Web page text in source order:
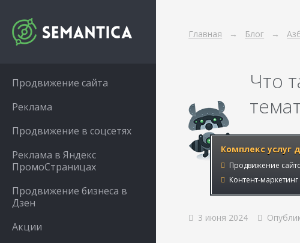
Главная Блог
Что
Комплекс услуг
Продвижение
Контент-маркетинг
3 июня 2024
Продвижение сайта
Реклама
Продвижение в соцсетях
Реклама в Яндекс
ПромоСтраницах
Продвижение бизнеса в
Дзен
Акции